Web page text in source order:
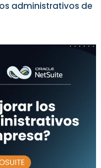
administrativos de